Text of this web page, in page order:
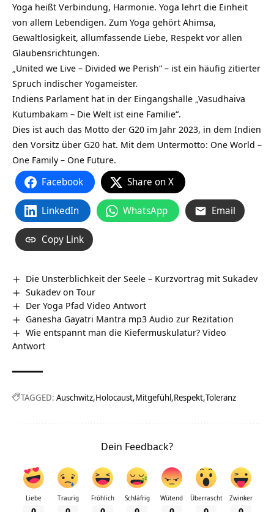
Yoga heißt Verbindung, Harmonie. Yoga lehrt die Einheit
von allem Lebendigen. Zum Yoga gehört Ahimsa,
Gewaltlosigkeit, allumfassende Liebe, Respekt vor allen
Glaubensrichtungen.
„United we Live – Divided we Perish“ – ist ein häufig zitierter
Spruch indischer Yogameister.
Indiens Parlament hat in der Eingangshalle „Vasudhaiva
Kutumbakam – Die Welt ist eine Familie“.
Dies ist auch das Motto der G20 im Jahr 2023, in dem Indien
den Vorsitz über G20 hat. Mit dem Untermotto: One World –
One Family – One Future.
Facebook Share on X
LinkedIn WhatsApp Email
Copy Link
Die Unsterblichkeit der Seele – Kurzvortrag mit Sukadev
Sukadev on Tour
Der Yoga Pfad Video Antwort
Ganesha Gayatri Mantra mp3 Audio zur Rezitation
Wie entspannt man die Kiefermuskulatur? Video
Antwort
TAGGED: Auschwitz Holocaust Mitgefühl Respekt Toleranz
Dein Feedback?
Liebe Traurig Fröhlich Schläfrig Wütend Überrascht Zwinker